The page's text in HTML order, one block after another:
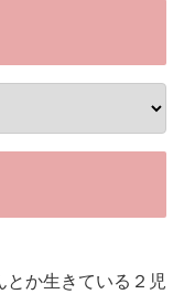
とか生きている２児